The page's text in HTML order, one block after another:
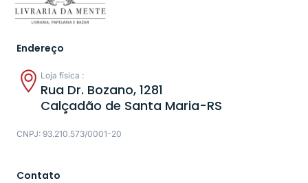
Endereço
Loja física :
Rua Dr. Bozano, 1281
Calçadão de Santa Maria-RS
CNPJ: 93.210.573/0001-20
Contato